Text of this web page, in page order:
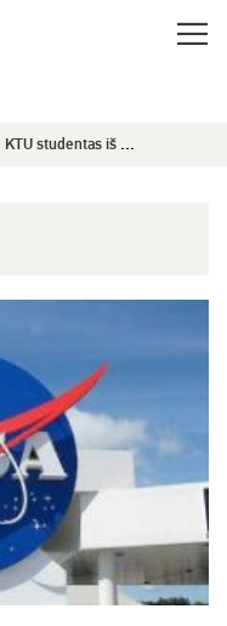
KTU studentas iš praktikos NASA parsivežė idėjų ...